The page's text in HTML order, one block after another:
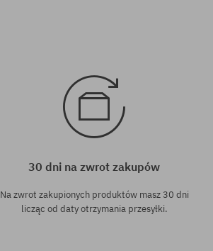
30 dni na zwrot zakupów
Na zwrot zakupionych produktów masz 30 dni
licząc od daty otrzymania przesyłki.